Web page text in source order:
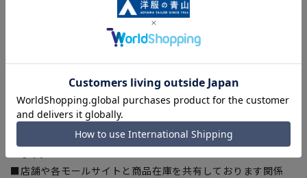
入の目安としてご利用ください。
■生地や仕様・デザインにより、着用感や実際のサイズ表に若
干の誤差が生じる場合がございます。予めご了承ください。
■サイズスペックは仕上がりサイズを記載しております。一
部、商品現物におすすめサイズ(ヌードサイズ)を記載している
商品もございます。
■ブラウザやお使いのモニター環境、また撮影時の室内外の光
加減により、実際の商品と掲載画像の色味が異なる場合がござ
■店舗や各モールサイトと商品在庫を共有しております関係